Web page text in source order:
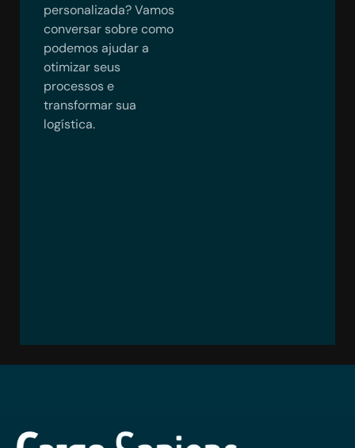
personalizada? Vamos
conversar sobre como
podemos ajudar a
otimizar seus
processos e
transformar sua
logística.